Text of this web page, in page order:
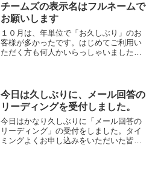
チームズの表示名はフルネームで
お願いします
１０月は、年単位で「お久しぶり」のお
客様が多かったです。はじめてご利用い
ただく方も何人かいらっしゃいました。
今日は久しぶりに、メール回答の
リーディングを受付しました。
今日はかなり久しぶりに「メール回答の
リーディング」の受付をしました。タイ
ミングよくお申し込みをいただいた皆さ